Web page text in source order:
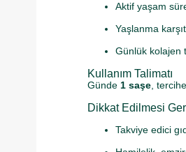
Aktif yaşam
Yaşlanma
Günlük kolajen
Kullanım Talimatı
Günde 1 saşe ,
Dikkat Edilmesi
Takviye edici